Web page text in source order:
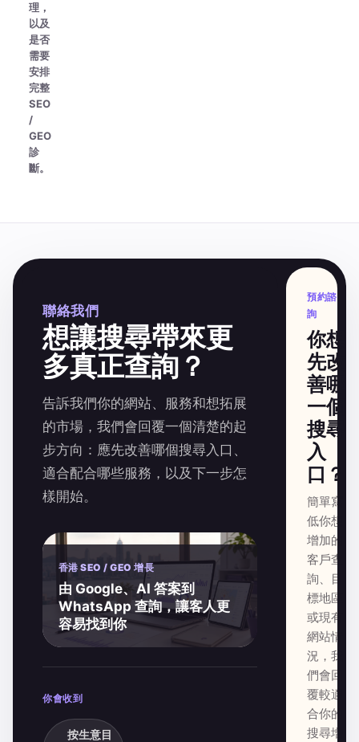
理，
以及
是否
需要
安排
完整
SEO
/
GEO
診
斷。
聯絡我們
想讓搜尋帶來更
多真正查詢？
告訴我們你的網站、服務和想拓展
的市場，我們會回覆一個清楚的起
步方向：應先改善哪個搜尋入口、
適合配合哪些服務，以及下一步怎
樣開始。
香港 SEO / GEO 增長
由 Google、AI 答案到
WhatsApp 查詢，讓客人更
容易找到你
你會收到
按生意目
預約諮
詢
你想
先改
善哪
一個
搜尋
入
口？
簡單寫
低你想
增加的
客戶查
詢、目
標地區
或現有
網站情
況，我
們會回
覆較適
合你的
搜尋增